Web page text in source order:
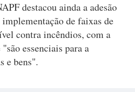
destacou ainda a adesão
de faixas de
contra incêndios, com a
essenciais para a
e bens".